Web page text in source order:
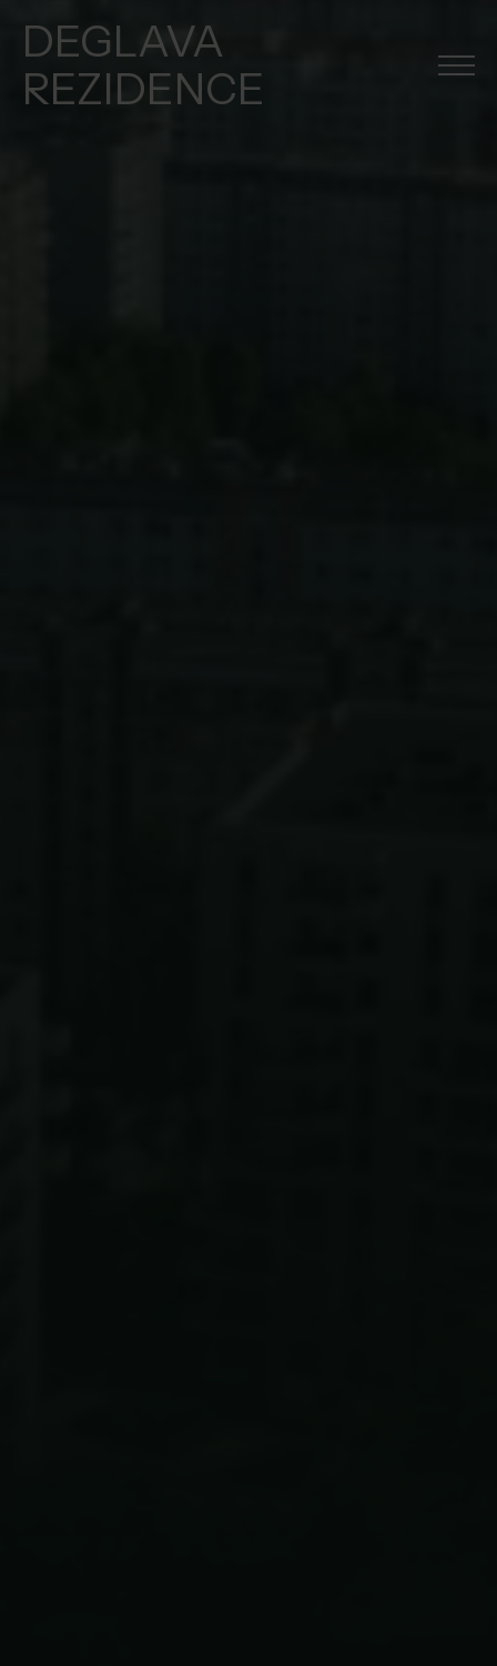
DEGLAVA
REZIDENCE